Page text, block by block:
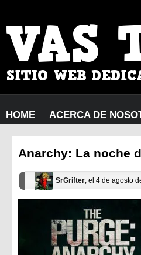
HOME ACERCA DE
Anarchy: La noche
SrGrifter, el 4 de agosto